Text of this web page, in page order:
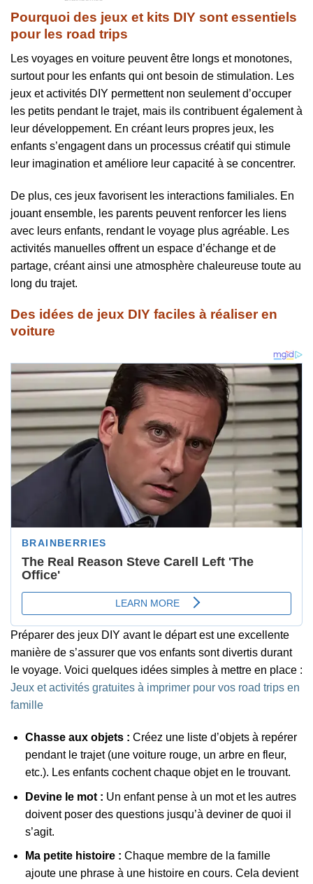
Pourquoi des jeux et kits DIY sont essentiels
pour les road trips
Les voyages en voiture peuvent être longs et monotones,
surtout pour les enfants qui ont besoin de stimulation. Les
jeux et activités DIY permettent non seulement d’occuper
les petits pendant le trajet, mais ils contribuent également à
leur développement. En créant leurs propres jeux, les
enfants s’engagent dans un processus créatif qui stimule
leur imagination et améliore leur capacité à se concentrer.
De plus, ces jeux favorisent les interactions familiales. En
jouant ensemble, les parents peuvent renforcer les liens
avec leurs enfants, rendant le voyage plus agréable. Les
activités manuelles offrent un espace d’échange et de
partage, créant ainsi une atmosphère chaleureuse toute au
long du trajet.
Des idées de jeux DIY faciles à réaliser en
voiture
Préparer des jeux DIY avant le départ est une excellente
manière de s’assurer que vos enfants sont divertis durant
le voyage. Voici quelques idées simples à mettre en place :
Jeux et activités gratuites à imprimer pour vos road trips en
famille
Chasse aux objets : Créez une liste d’objets à repérer
pendant le trajet (une voiture rouge, un arbre en fleur,
etc.). Les enfants cochent chaque objet en le trouvant.
Devine le mot : Un enfant pense à un mot et les autres
doivent poser des questions jusqu’à deviner de quoi il
s’agit.
Ma petite histoire : Chaque membre de la famille
ajoute une phrase à une histoire en cours. Cela devient